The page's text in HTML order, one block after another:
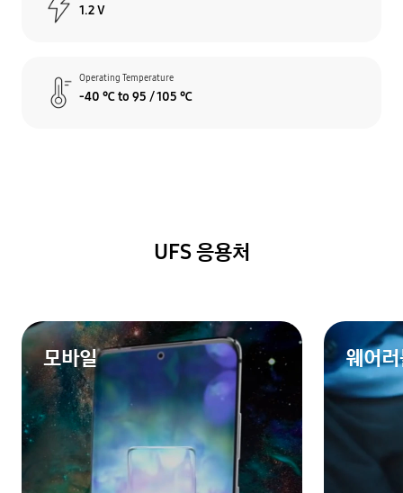
1.2 V
Operating Temperature
-40 ℃ to 95 / 105 ℃
UFS 응용처
모바일 웨어